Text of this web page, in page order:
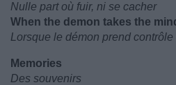
Nulle part où fuir, ni se cacher
When the demon takes the
Lorsque le démon prend
Memories
Des souvenirs